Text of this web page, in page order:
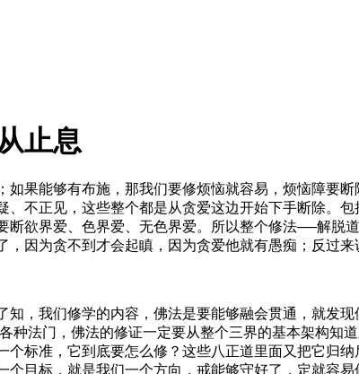
止息
果能够有布施，那我们要修烦恼就容易，烦恼障要
不正见，这些整个都是从贪爱这边开始下手断除。
欲界爱、色界爱、无色界爱。所以整个修法──解脱
因为贪不到才会起瞋，因为贪爱他就有愚痴；反过
我们修学的内容，佛法是要能够融会贯通，就发现
种法门，佛法的修证一定要从整个三界的基本架构知
标准，它到底要怎么修？这些八正道里面又把它归
目标，就是我们一个方向，戒能够守好了，定就容